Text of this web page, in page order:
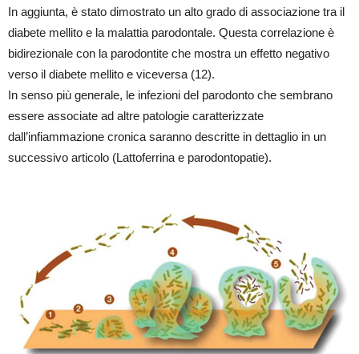
In aggiunta, è stato dimostrato un alto grado di associazione tra il
diabete mellito e la malattia parodontale. Questa correlazione è
bidirezionale con la parodontite che mostra un effetto negativo
verso il diabete mellito e viceversa (12).
In senso più generale, le infezioni del parodonto che sembrano
essere associate ad altre patologie caratterizzate
dall’infiammazione cronica saranno descritte in dettaglio in un
successivo articolo (Lattoferrina e parodontopatie).